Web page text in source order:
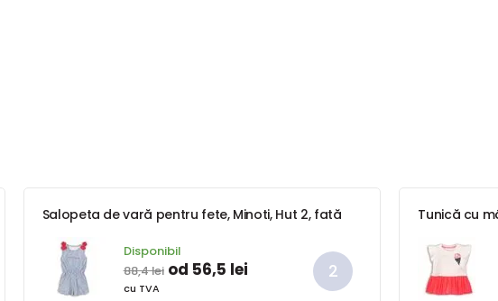
Salopeta de vară pentru fete, Minoti, Hut 2, fată
Disponibil
88,4 lei od 56,5 lei
cu TVA